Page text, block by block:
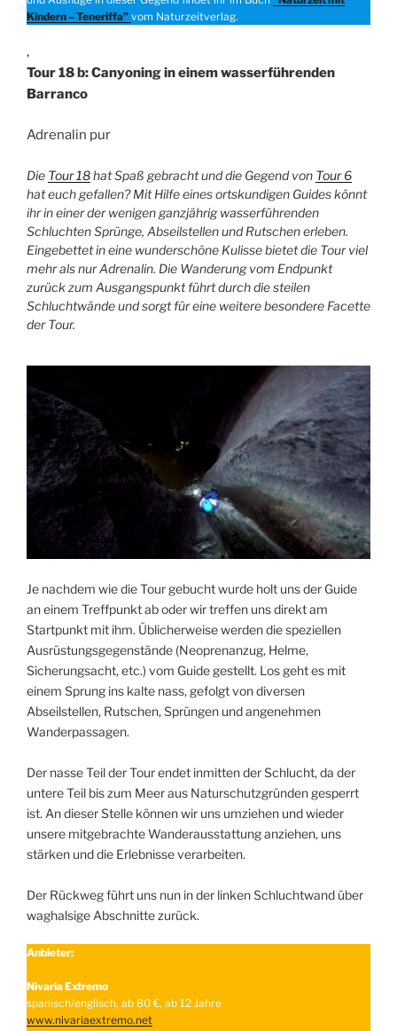
Kindern – Teneriffa” vom Naturzeitverlag.
‚
Tour 18 b: Canyoning in einem wasserführenden
Barranco
Adrenalin pur
Die Tour 18hat Spaß gebracht und die Gegend von Tour 6
hat euch gefallen? Mit Hilfe eines ortskundigen Guides könnt
ihr in einer der wenigen ganzjährig wasserführenden
Schluchten Sprünge, Abseilstellen und Rutschen erleben.
Eingebettet in eine wunderschöne Kulisse bietet die Tour viel
mehr als nur Adrenalin. Die Wanderung vom Endpunkt
zurück zum Ausgangspunkt führt durch die steilen
Schluchtwände und sorgt für eine weitere besondere Facette
der Tour.
Je nachdem wie die Tour gebucht wurde holt uns der Guide
an einem Treffpunkt ab oder wir treffen uns direkt am
Startpunkt mit ihm. Üblicherweise werden die speziellen
Ausrüstungsgegenstände (Neoprenanzug, Helme,
Sicherungsacht, etc.) vom Guide gestellt. Los geht es mit
einem Sprung ins kalte nass, gefolgt von diversen
Abseilstellen, Rutschen, Sprüngen und angenehmen
Wanderpassagen.
Der nasse Teil der Tour endet inmitten der Schlucht, da der
untere Teil bis zum Meer aus Naturschutzgründen gesperrt
ist. An dieser Stelle können wir uns umziehen und wieder
unsere mitgebrachte Wanderausstattung anziehen, uns
stärken und die Erlebnisse verarbeiten.
Der Rückweg führt uns nun in der linken Schluchtwand über
waghalsige Abschnitte zurück.
Anbieter:
Nivaria Extremo
spanisch/englisch, ab 80 €, ab 12 Jahre
www.nivariaextremo.net